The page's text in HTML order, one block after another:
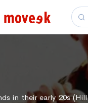
in their early 20s (Hill